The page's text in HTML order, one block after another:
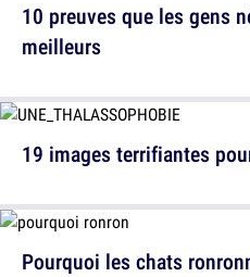
10 preuves que les gens
meilleurs
Pourquoi les chats
19 images terrifiantes